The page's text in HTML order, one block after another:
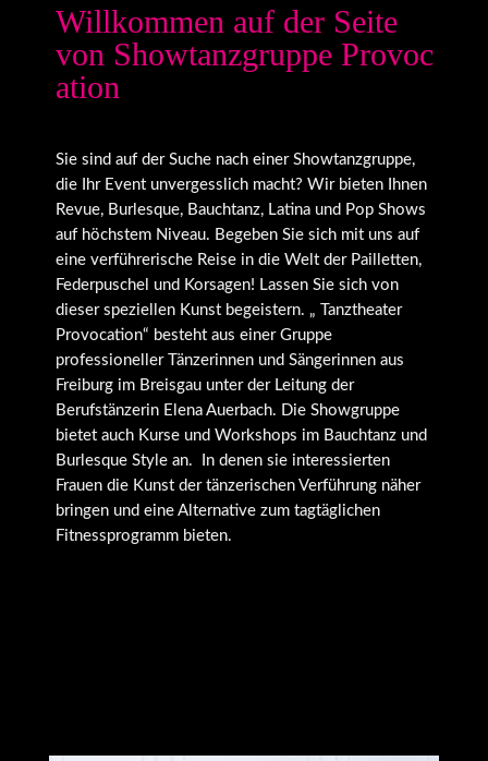
Willkommen auf der Seite
von Showtanzgruppe Provoc
ation
Sie sind auf der Suche nach einer Showtanzgruppe,
die Ihr Event unvergesslich macht? Wir bieten Ihnen
Revue, Burlesque, Bauchtanz, Latina und Pop Shows
auf höchstem Niveau. Begeben Sie sich mit uns auf
eine verführerische Reise in die Welt der Pailletten,
Federpuschel und Korsagen! Lassen Sie sich von
dieser speziellen Kunst begeistern. „ Tanztheater
Provocation“ besteht aus einer Gruppe
professioneller Tänzerinnen und Sängerinnen aus
Freiburg im Breisgau unter der Leitung der
Berufstänzerin Elena Auerbach. Die Showgruppe
bietet auch Kurse und Workshops im Bauchtanz und
Burlesque Style an. In denen sie interessierten
Frauen die Kunst der tänzerischen Verführung näher
bringen und eine Alternative zum tagtäglichen
Fitnessprogramm bieten.